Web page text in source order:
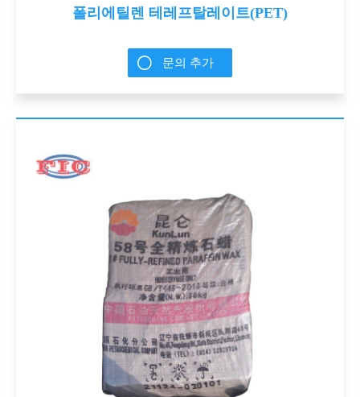
폴리에틸렌 테레프탈레이트(PET)
문의 추가